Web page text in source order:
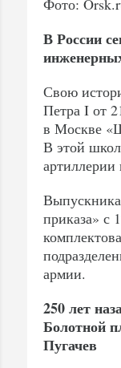
Фото:
В России
Свою
Петра I от
в Москве
В этой
приказа» с
армии.
250 лет
Болотной
Пугачев